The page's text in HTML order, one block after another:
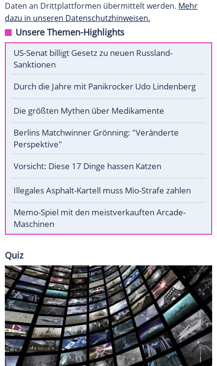
Daten an Drittplattformen übermittelt werden. Mehr
dazu in unseren Datenschutzhinweisen.
Unsere Themen-Highlights
US-Senat billigt Gesetz zu neuen Russland-
Sanktionen
Durch die Jahre mit Panikrocker Udo Lindenberg
Die größten Mythen über Medikamente
Berlins Matchwinner Grönning: "Veränderte
Perspektive"
Vorsicht: Diese 17 Dinge hassen Katzen
Illegales Asphalt-Kartell muss Mio-Strafe zahlen
Memo-Spiel mit den meistverkauften Arcade-
Maschinen
Quiz